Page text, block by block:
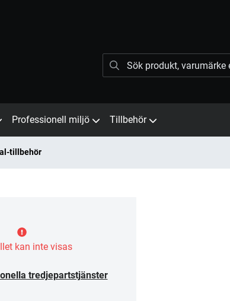
Professionell miljö Tillbehör
tillbehör
kan inte visas
tredjepartstjänster